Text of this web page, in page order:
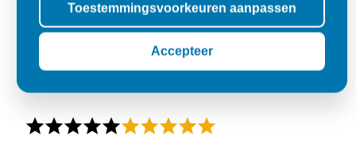
Toestemmingsvoorkeuren aanpassen
Accepteer